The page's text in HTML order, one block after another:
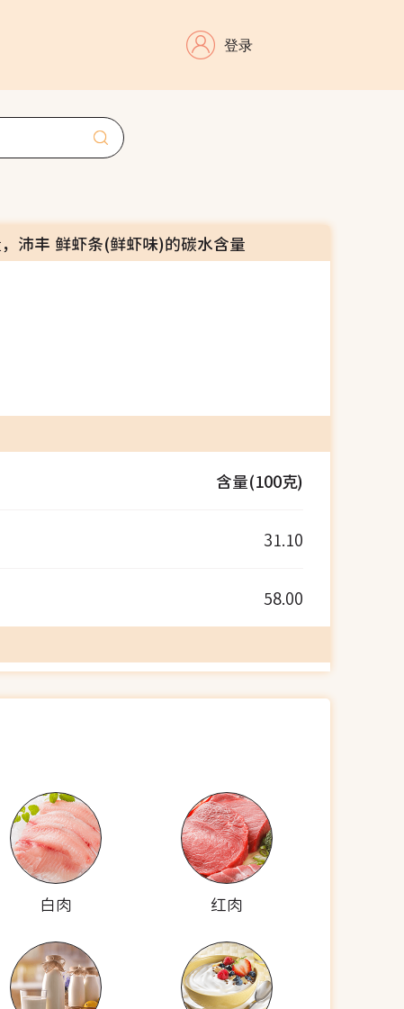
登录
沛丰 鲜虾条(鲜虾味)的碳水含量
含量(100克)
31.10
58.00
白肉 红肉